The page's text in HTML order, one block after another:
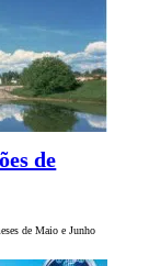
de
de Maio e Junho